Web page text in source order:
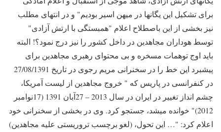
برای تشکیل این یگانها در میهن اسیر بودیم" و در انتهای مطلب
نیز بخشی از این باصطلاح اعلام "همبستگی با ارتش آزادی"
توسط هوداران مجاهدین در داخل کشور را نیز درج نمود؟! البته
باید اوج توهمات مسخره و بی محتوای رهبری مجاهدین برای
پیشبرد این خط را در سخنرانی مریم رجوی در تاریخ 27/08/1391
در کنفرانسی در پاریس که " خروج مجاهدین از لیست آمریکا،
چشم انداز تغییر در ایران در سال 2013 – 27آبان 1391 (17نوامبر
2012)" خوانده میشد، جستجو کرد. وی در بخشی از سخنرانی خود
اعلام کرد: "… این تحول، (لغو برچسب تروریستی علیه مجاهدین)